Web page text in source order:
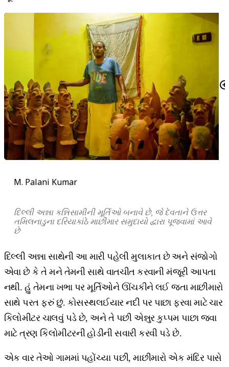
M. Palani Kumar
દિલ્લી અન્ના કન્નિસામીની મૂર્તિઓ બનાવે છે, જે દેવતાને ઉત્તર
તમિલનાડુના દરિયાકાંઠે માછીમાર સમુદાયો દ્વારા પૂજવામાં આવે
છે
દિલ્લી અન્ના સાથેની આ મારી પહેલી મુલાકાત છે અને સંજોગો
એવા છે કે તે મને તેમની સાથે વાતચીત કરવાની મંજૂરી આપતા
નથી. હું તેમના ખભા પર મૂર્તિઓને ઊંચકીને લઈ જતા માછીમારો
સાથે પરત ફરું છું. કોસસ્થલઈયાર નદી પર પાછા ફરવા માટે ચાર
કિલોમીટર ચાલવું પડે છે, અને તે પછી એન્નુર કુપ્પમ પાછા જવા
માટે ત્રણ કિલોમીટરની હોડીની સવારી કરવી પડે છે.
એક વાર તેઓ ગામમાં પહોંચ્યા પછી, માછીમારો એક મંદિર પાસે